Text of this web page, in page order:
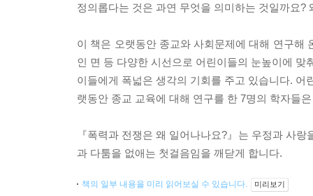
정의롭다는 것은 과연 무엇을 의미하는 것일까요
이 책은 오랫동안 종교와 사회문제에 대해 연구해
인 면 등 다양한 시선으로 어린이들의 눈높이에
이들에게 폭넓은 생각의 기회를 주고 있습니다.
랫동안 종교 교육에 대해 연구를 한 7명의 학자들
『폭력과 전쟁은 왜 일어나나요?』는 우정과 사
과 다툼을 없애는 첫걸음임을 깨닫게 합니다.
책의 일부 내용을 미리 읽어보실 수 있습니다. 미리보기